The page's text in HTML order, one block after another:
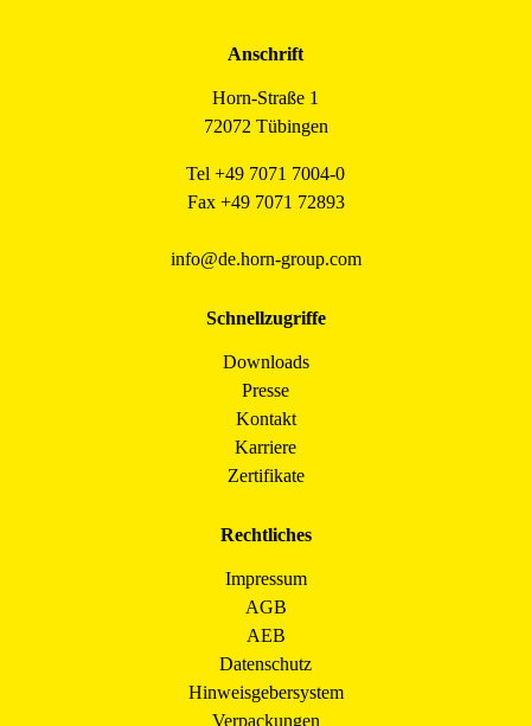
Anschrift
Horn-Straße 1
72072 Tübingen
Tel +49 7071 7004-0
Fax +49 7071 72893
info@de.horn-group.com
Schnellzugriffe
Downloads
Presse
Kontakt
Karriere
Zertifikate
Rechtliches
Impressum
AGB
AEB
Datenschutz
Hinweisgebersystem
Verpackungen